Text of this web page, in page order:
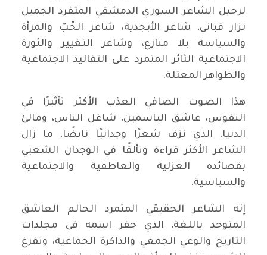
لرحيل الشاعر السوري الدمشقي المتفرد الجميل
نزار قباني، شاعر الأبجدية، شاعر الحُبّ والمرأة
والسياسة بلا منازع، وشاعر التغيير والثورة
الاجتماعية الثائر المتمرد على التقاليد الاجتماعية
والظواهر المعتلة.
هذا الصوت الصافي العذب الأكثر تأثيرًا في
النفوس، عاشق الياسمين، شاغل الناس، ومالئ
الدنيا، الذي نزف شعرًا وجدانيًا نابضًا، ما زال
الشاعر الأكثر قراءة وتألقًا في الوجدان الشعبي
بقصائده الغزلية والعاطفية والاجتماعية
والسياسية.
إنه الشاعر الحقيقي المتمرد الحالم العاشق
المتوحد باللغة، الذي حفر اسمه في مجلدات
التاريخ والوعي الجمعي والذاكرة الجماعية، وتفرغ